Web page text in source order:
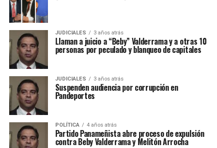
JUDICIALES 3 años atrás
Llaman a juicio a “Beby” Valderrama y a otras 10
personas por peculado y blanqueo de capitales
JUDICIALES 3 años atrás
Suspenden audiencia por corrupción en
Pandeportes
POLÍTICA 4 años atrás
Partido Panameñista abre proceso de expulsión
contra Beby Valderrama y Melitón Arrocha